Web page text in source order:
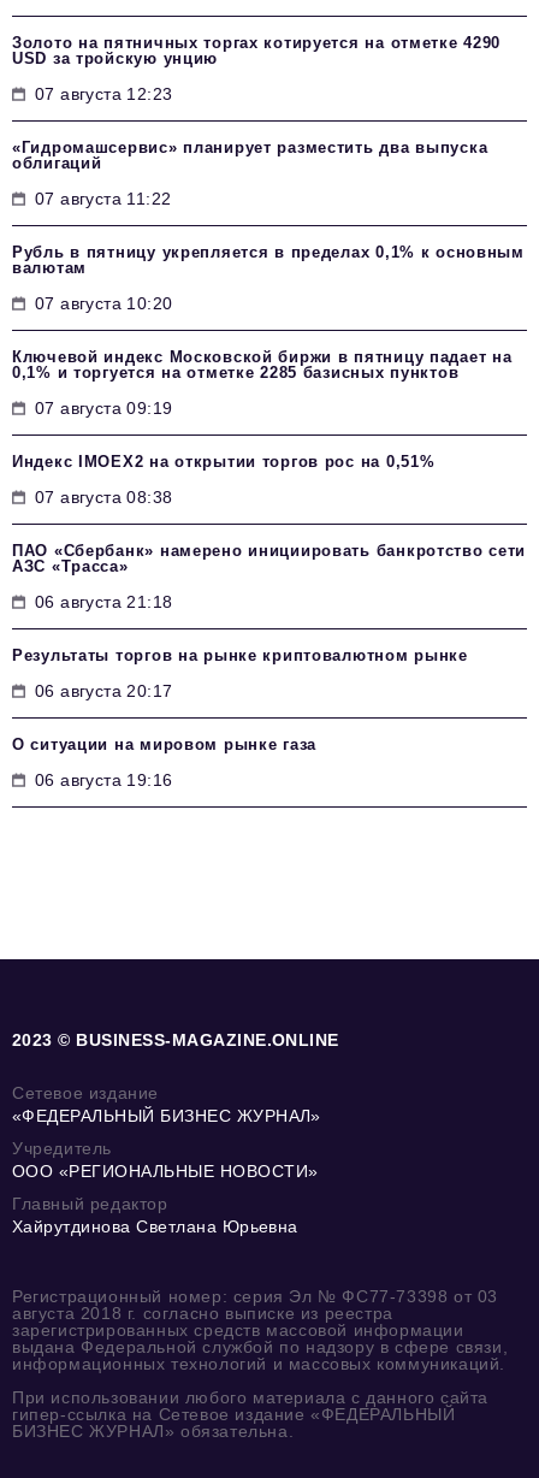
Золото на пятничных торгах котируется на отметке 4290
USD за тройскую унцию
07 августа 12:23
«Гидромашсервис» планирует разместить два выпуска
облигаций
07 августа 11:22
Рубль в пятницу укрепляется в пределах 0,1% к основным
валютам
07 августа 10:20
Ключевой индекс Московской биржи в пятницу падает на
0,1% и торгуется на отметке 2285 базисных пунктов
07 августа 09:19
Индекс IMOEX2 на открытии торгов рос на 0,51%
07 августа 08:38
ПАО «Сбербанк» намерено инициировать банкротство сети
АЗС «Трасса»
06 августа 21:18
Результаты торгов на рынке криптовалютном рынке
06 августа 20:17
О ситуации на мировом рынке газа
06 августа 19:16
2023 © BUSINESS-MAGAZINE.ONLINE
Сетевое издание
«ФЕДЕРАЛЬНЫЙ БИЗНЕС ЖУРНАЛ»
Учредитель
ООО «РЕГИОНАЛЬНЫЕ НОВОСТИ»
Главный редактор
Хайрутдинова Светлана Юрьевна
Регистрационный номер: серия Эл № ФС77-73398 от 03
августа 2018 г. согласно выписке из реестра
зарегистрированных средств массовой информации
выдана Федеральной службой по надзору в сфере связи,
информационных технологий и массовых коммуникаций.
При использовании любого материала с данного сайта
гипер-ссылка на Сетевое издание «ФЕДЕРАЛЬНЫЙ
БИЗНЕС ЖУРНАЛ» обязательна.